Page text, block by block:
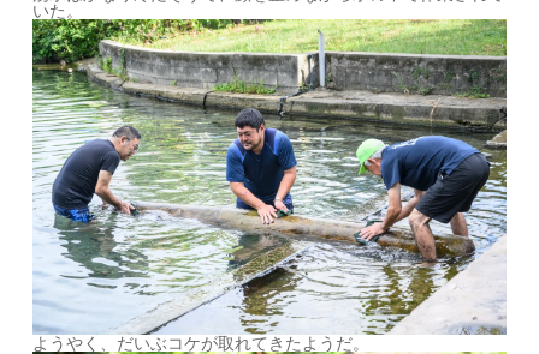
いた。
ようやく、だいぶコケが取れてきたようだ。